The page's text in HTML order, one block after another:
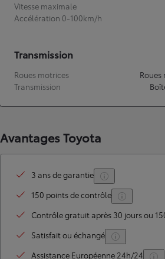
Vitesse maximale
Accélération 0-100km/h
Transmission
Roues motrices
Transmission
Avantages Toyota
3 ans de garantie
150 points de contrôle
Contrôle gratuit après 30 jours ou
Satisfait ou échangé
Assistance Européenne 24h/24